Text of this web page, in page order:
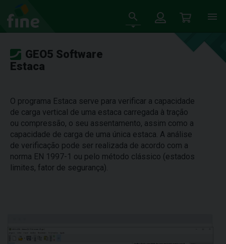
GEO5 Software
Estaca
O programa Estaca serve para verificar a capacidade
de carga vertical de uma estaca carregada à tração
ou compressão, o seu assentamento, assim como a
capacidade de carga de uma única estaca. A análise
de verificação pode ser realizada de acordo com a
norma EN 1997-1 ou pelo método clássico (estados
limites, fator de segurança).